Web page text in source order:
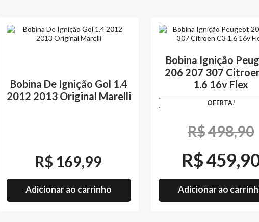
Bobina De Ignição Gol 1.4
2012 2013 Original Marelli
R$ 169,99
Adicionar ao carrinho
Bobina Ignição
206 207 307
1.6 16v Flex
OFERTA!
R$498,90
preço
original
R$498,90.
R$
atual
é:
Adicionar ao